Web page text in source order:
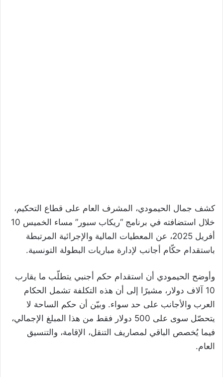
كشف جمال الحيمودي، المشرف العام على قطاع التحكيم،
خلال استضافته في برنامج “ريكاب سبور” مساء الخميس 10
أفريل 2025، عن المعطيات المالية والإجرائية المرتبطة
باستقدام حكّام أجانب لإدارة مباريات البطولة التونسية.
وأوضح الحيمودي أن استقدام حكم أجنبي يتطلّب ما يقارب
10 آلاف دولار، مشيرًا إلى أن هذه التكلفة تشمل الحكام
العرب والأجانب على حد سواء. وبيّن أن حكم الساحة لا
يتحصّل سوى على 500 دولار فقط من هذا المبلغ الإجمالي،
فيما يُخصص الباقي لمصاريف التنقل، الإقامة، والتنسيق
العام.